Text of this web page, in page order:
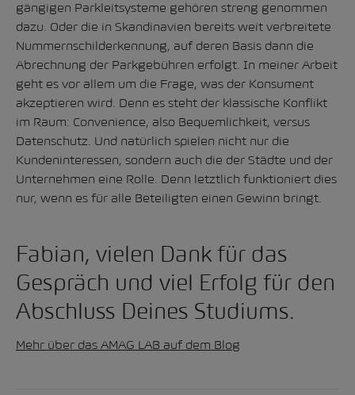
gängigen Parkleitsysteme gehören streng genommen
dazu. Oder die in Skandinavien bereits weit verbreitete
Nummernschilderkennung, auf deren Basis dann die
Abrechnung der Parkgebühren erfolgt. In meiner Arbeit
geht es vor allem um die Frage, was der Konsument
akzeptieren wird. Denn es steht der klassische Konflikt
im Raum: Convenience, also Bequemlichkeit, versus
Datenschutz. Und natürlich spielen nicht nur die
Kundeninteressen, sondern auch die der Städte und der
Unternehmen eine Rolle. Denn letztlich funktioniert dies
nur, wenn es für alle Beteiligten einen Gewinn bringt.
Fabian, vielen Dank für das
Gespräch und viel Erfolg für den
Abschluss Deines Studiums.
Mehr über das AMAG LAB auf dem Blog